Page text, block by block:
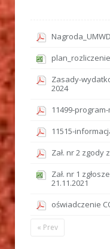
Zasady-
2024
11499-
11515-
Zał. nr 2 zgody
Zał. nr 1
21.11.2021
oświadczenie
« Prev